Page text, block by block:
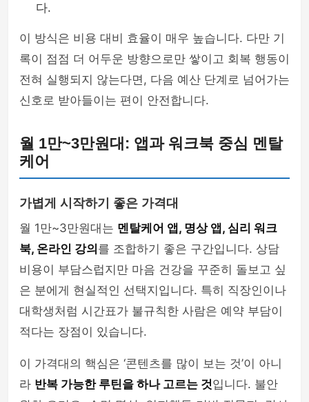
다.
이 방식은 비용 대비 효율이 매우 높습니다. 다만 기
록이 점점 더 어두운 방향으로만 쌓이고 회복 행동이
전혀 실행되지 않는다면, 다음 예산 단계로 넘어가는
신호로 받아들이는 편이 안전합니다.
월 1만~3만원대: 앱과 워크북 중심 멘탈
케어
가볍게 시작하기 좋은 가격대
월 1만~3만원대는 멘탈케어 앱, 명상 앱, 심리 워크
북, 온라인 강의 를 조합하기 좋은 구간입니다. 상담
비용이 부담스럽지만 마음 건강을 꾸준히 돌보고 싶
은 분에게 현실적인 선택지입니다. 특히 직장인이나
대학생처럼 시간표가 불규칙한 사람은 예약 부담이
적다는 장점이 있습니다.
이 가격대의 핵심은 ‘콘텐츠를 많이 보는 것’이 아니
라 반복 가능한 루틴을 하나 고르는 것입니다. 불안